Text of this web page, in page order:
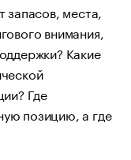
запасов, места,
внимания,
Какие
Где
позицию, а где